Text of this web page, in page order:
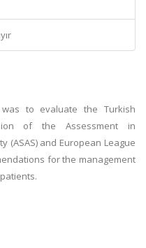
to evaluate the Turkish
of the Assessment in
(ASAS) and European League
for the management